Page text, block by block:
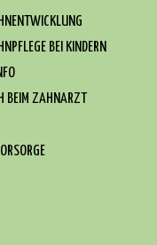
BEI KINDERN
BEIM ZAHNARZT